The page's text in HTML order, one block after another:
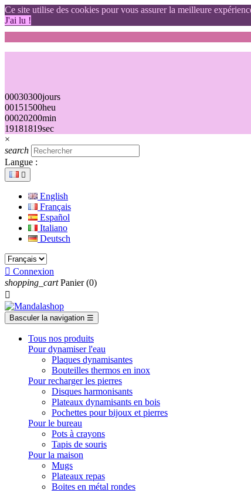
Ce site utilise des cookies pour vous assurer la meilleure
J'ai lu !
00030300jours
00151500heu
00020200min
18171718sec
×
search
Langue :

English
Français
Español
Italiano
Deutsch
 Connexion
shopping_cart Panier (0)

Basculer la navigation ☰
Tous nos produits
Pour dynamiser l'eau
Plaques dynamisantes
Bouteilles thermos en inox
Pour recharger les pierres
Disques harmonisants
Plateaux dynamisants en bois
Pochettes pour bijoux et pierres
Pour le bureau
Pots à crayons
Tapis de souris
Pour la maison
Mugs
Plateaux repas
Boites en métal rondes